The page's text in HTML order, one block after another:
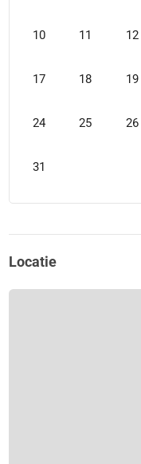
10 11 12
17 18 19
24 25 26
31
Locatie